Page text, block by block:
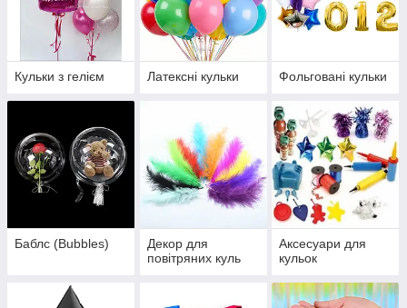
Кульки з гелієм Латексні кульки Фольговані кульки
Баблс (Bubbles)
Декор для
повітряних куль
Аксесуари для
кульок